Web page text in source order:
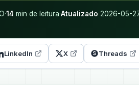
·14 min de leitura·Atualizado 2026-05-
LinkedIn X Threads